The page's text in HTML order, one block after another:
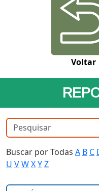
Voltar
Buscar por Todas A B C
U VWXYZ